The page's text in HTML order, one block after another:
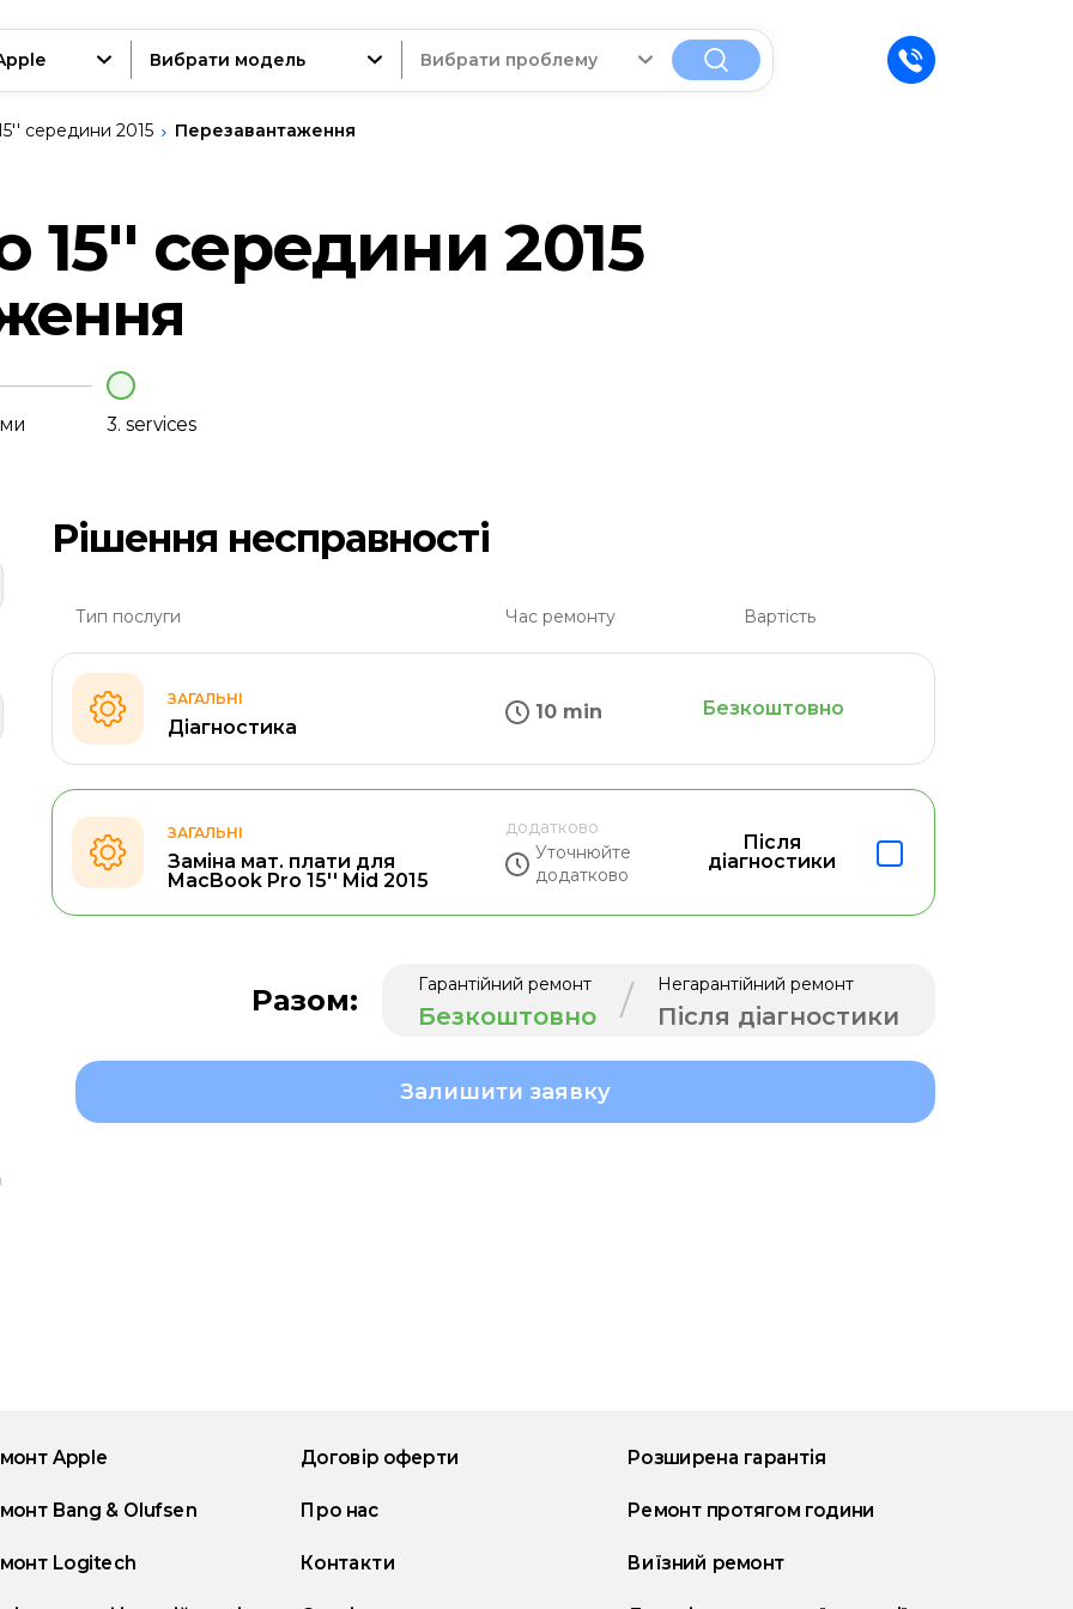
Вибрати модель Вибрати проблему
середини 2015 Перезавантаження
15'' середини 2015
3. services
Рішення несправності
Тип послуги Час ремонту Вартість
ЗАГАЛЬНІ
Діагностика
10 min Безкоштовно
ЗАГАЛЬНІ
Заміна мат. плати для
MacBook Pro 15'' Mid 2015
додатково
Уточнюйте
додатково
Після
діагностики
Разом: Гарантійний ремонт
Безкоштовно / Негарантійний ремонт
Після діагностики
Залишити заявку
Apple
Bang & Olufsen
Logitech
Договір оферти
Про нас
Контакти
Розширена гарантія
Ремонт протягом години
Виїзний ремонт